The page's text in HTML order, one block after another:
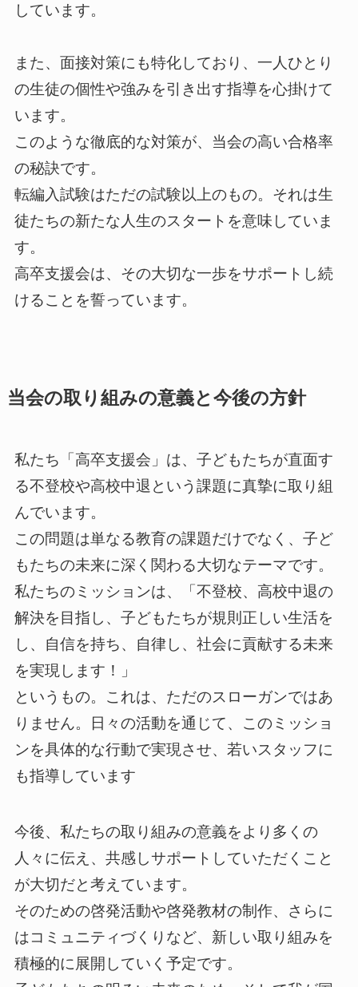
しています。
また、面接対策にも特化しており、一人ひとり
の生徒の個性や強みを引き出す指導を心掛けて
います。
このような徹底的な対策が、当会の高い合格率
の秘訣です。
転編入試験はただの試験以上のもの。それは生
徒たちの新たな人生のスタートを意味していま
す。
高卒支援会は、その大切な一歩をサポートし続
けることを誓っています。
当会の取り組みの意義と今後の方針
私たち「高卒支援会」は、子どもたちが直面す
る不登校や高校中退という課題に真摯に取り組
んでいます。
この問題は単なる教育の課題だけでなく、子ど
もたちの未来に深く関わる大切なテーマです。
私たちのミッションは、「不登校、高校中退の
解決を目指し、子どもたちが規則正しい生活を
し、自信を持ち、自律し、社会に貢献する未来
を実現します！」
というもの。これは、ただのスローガンではあ
りません。日々の活動を通じて、このミッショ
ンを具体的な行動で実現させ、若いスタッフに
も指導しています
今後、私たちの取り組みの意義をより多くの
人々に伝え、共感しサポートしていただくこと
が大切だと考えています。
そのための啓発活動や啓発教材の制作、さらに
はコミュニティづくりなど、新しい取り組みを
積極的に展開していく予定です。